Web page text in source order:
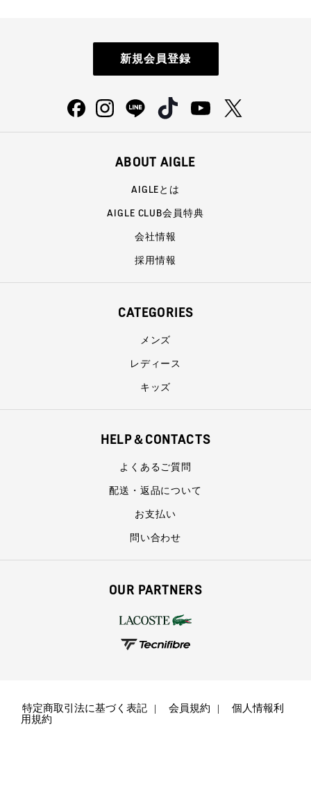
新規会員登録
ABOUT AIGLE
AIGLEとは
AIGLE CLUB会員特典
会社情報
採用情報
CATEGORIES
メンズ
レディース
キッズ
HELP＆CONTACTS
よくあるご質問
配送・返品について
お支払い
問い合わせ
OUR PARTNERS
特定商取引法に基づく表記 会員規約
個人情報利
用規約